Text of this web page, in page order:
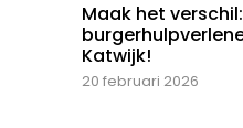
Maak het
Katwijk!
20 februari 2026